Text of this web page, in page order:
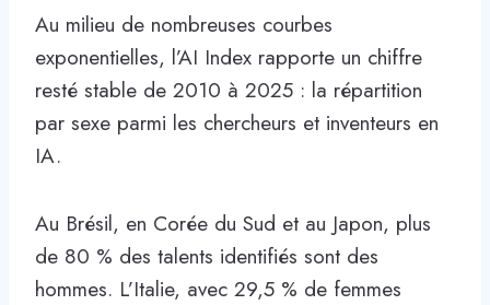
Au milieu de nombreuses courbes
exponentielles, l’AI Index rapporte un chiffre
resté stable de 2010 à 2025 : la répartition
par sexe parmi les chercheurs et inventeurs en
IA.
Au Brésil, en Corée du Sud et au Japon, plus
de 80 % des talents identifiés sont des
hommes. L’Italie, avec 29,5 % de femmes